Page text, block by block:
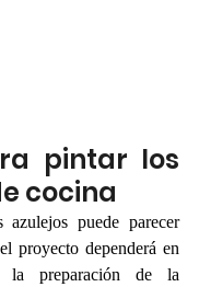
pintar los
cocina
puede parecer
proyecto dependerá en
la preparación de la